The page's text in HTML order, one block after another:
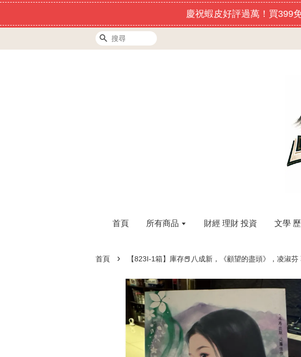
慶祝蝦皮好評過萬！買399
搜尋
首頁 所有商品 財經 理財 投資 文學
首頁 › 【823I-1箱】庫存📕八成新，《顧望的盡頭》，凌淑